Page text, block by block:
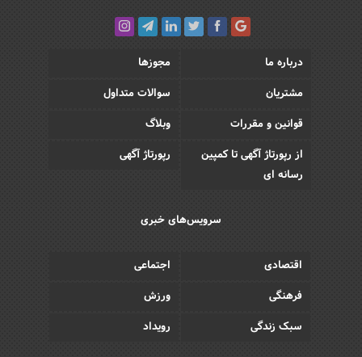
درباره ما
مجوزها
مشتریان
سوالات متداول
قوانین و مقررات
وبلاگ
از رپورتاژ آگهی تا کمپین
رسانه ای
رپورتاژ آگهی
سرویس‌های خبری
اقتصادی
اجتماعی
فرهنگی
ورزش
سبک زندگی
رویداد